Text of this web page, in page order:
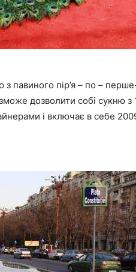
павиного пір’я – по –
дозволити собі сукню з
і включає в себе 2009